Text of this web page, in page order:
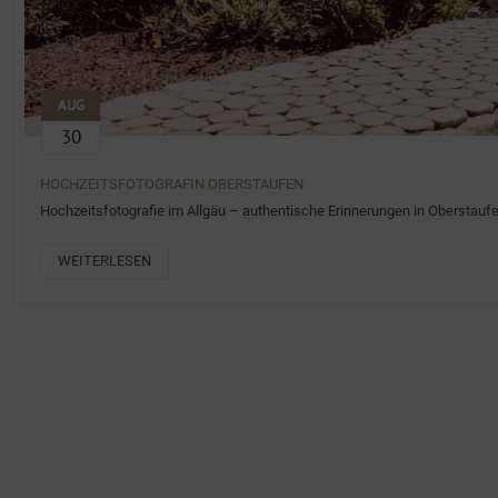
AUG
30
HOCHZEITSFOTOGRAFIN OBERSTAUFEN
Hochzeitsfotografie im Allgäu – authentische Erinnerungen in
WEITERLESEN